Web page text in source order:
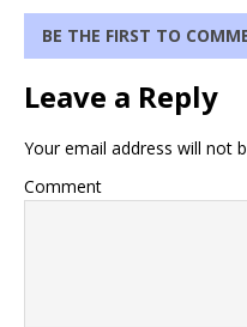
BE THE FIRST TO
Leave a Reply
Your email address will not
Comment